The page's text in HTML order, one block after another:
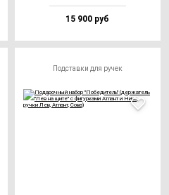
15 900 руб
Подставки для ручек